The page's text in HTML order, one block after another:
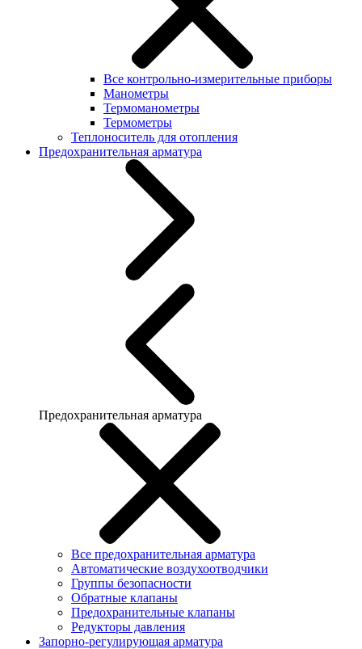
Все контрольно-измерительные приборы
Манометры
Термоманометры
Термометры
Теплоноситель для отопления
Предохранительная арматура
Предохранительная арматура
Все предохранительная арматура
Автоматические воздухоотводчики
Группы безопасности
Обратные клапаны
Предохранительные клапаны
Редукторы давления
Запорно-регулирующая арматура